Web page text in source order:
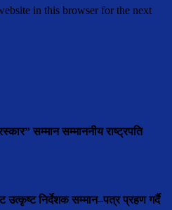
in this browser for the next
सम्मान सम्माननीय राष्ट्रपति
उत्कृष्ट निर्देशक सम्मान–पत्र प्रहण गर्दै